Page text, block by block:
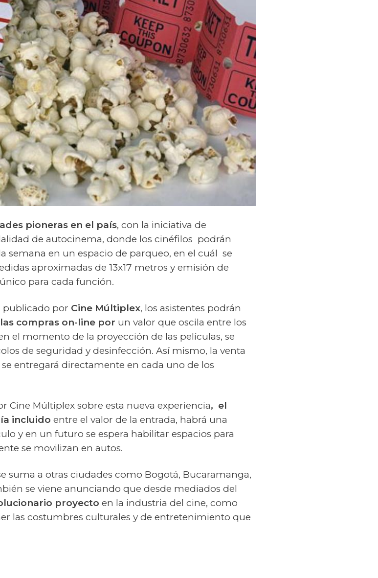
pioneras en el país, con la iniciativa de
de autocinema, donde los cinéfilos podrán
semana en un espacio de parqueo, en el cuál se
aproximadas de 13x17 metros y emisión de
para cada función.
publicado por Cine Múltiplex, los asistentes podrán
compras on-line por un valor que oscila entre los
el momento de la proyección de las películas, se
de seguridad y desinfección. Así mismo, la venta
entregará directamente en cada uno de los
Cine Múltiplex sobre esta nueva experiencia, el
incluido entre el valor de la entrada, habrá una
y en un futuro se espera habilitar espacios para
se movilizan en autos.
suma a otras ciudades como Bogotá, Bucaramanga,
se viene anunciando que desde mediados del
proyecto en la industria del cine, como
las costumbres culturales y de entretenimiento que